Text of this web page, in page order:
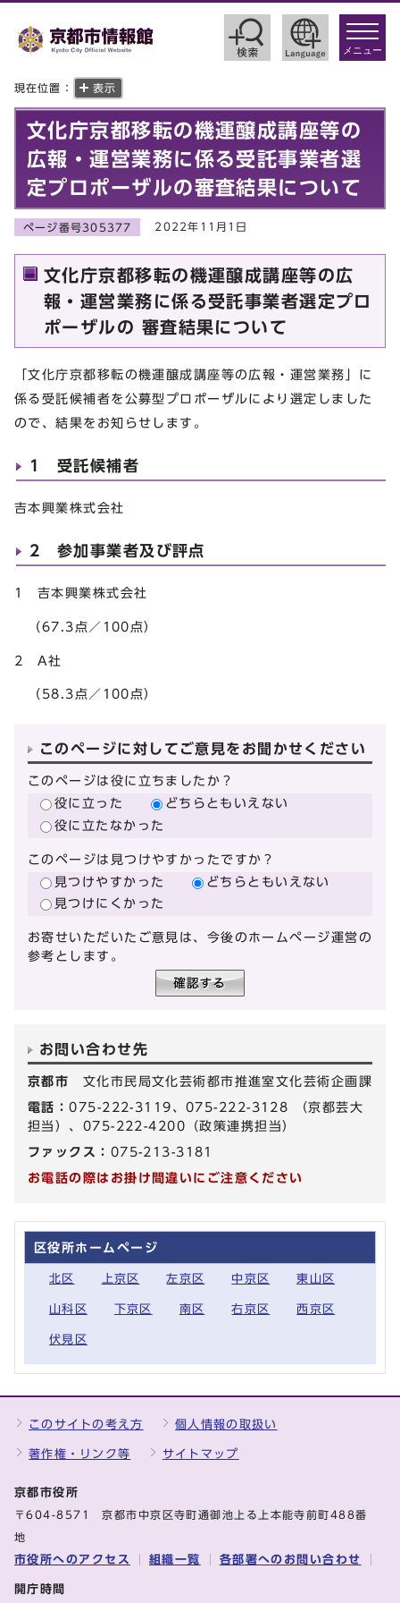
toggle
メニュー
現在位置： 表示
文化庁京都移転の機運醸成講座等の
広報・運営業務に係る受託事業者選
定プロポーザルの審査結果について
ページ番号305377 2022年11月1日
文化庁京都移転の機運醸成講座等の広
報・運営業務に係る受託事業者選定プロ
ポーザルの 審査結果について
「文化庁京都移転の機運醸成講座等の広報・運営業務」に
係る受託候補者を公募型プロポーザルにより選定しました
ので、結果をお知らせします。
1 受託候補者
吉本興業株式会社
2 参加事業者及び評点
1 吉本興業株式会社
（67.3点／100点）
2 A社
（58.3点／100点）
このページに対してご意見をお聞かせください
このページは役に立ちましたか？
役に立った
どちらともいえない
役に立たなかった
このページは見つけやすかったですか？
見つけやすかった
どちらともいえない
見つけにくかった
お寄せいただいたご意見は、今後のホームページ運営の
参考とします。
お問い合わせ先
京都市 文化市民局文化芸術都市推進室文化芸術企画課
電話：075-222-3119、075-222-3128 （京都芸大
担当）、075-222-4200（政策連携担当）
ファックス： 075-213-3181
お電話の際はお掛け間違いにご注意ください
区役所ホームページ
北区 上京区 左京区 中京区 東山区
山科区 下京区 南区 右京区 西京区
伏見区
このサイトの考え方 個人情報の取扱い
著作権・リンク等 サイトマップ
京都市役所
〒604-8571 京都市中京区寺町通御池上る上本能寺前町488番
地
市役所へのアクセス 組織一覧 各部署へのお問い合わせ
開庁時間